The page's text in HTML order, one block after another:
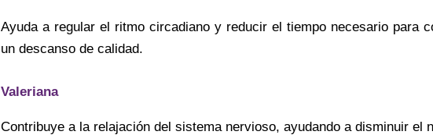
Ayuda a regular el ritmo circadiano y reducir el tiempo necesario para
un descanso de calidad.
Valeriana
Contribuye a la relajación del sistema nervioso, ayudando a disminuir el